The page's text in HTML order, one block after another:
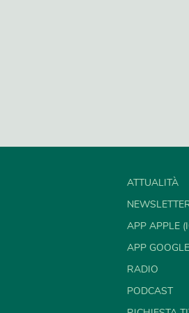
ATTUALITÀ
APP APPLE
APP
RADIO
PODCAST